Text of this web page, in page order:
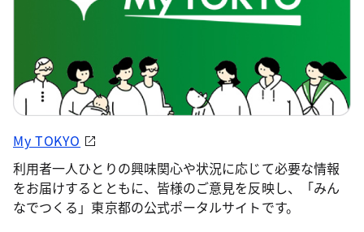
My TOKYO
利用者一人ひとりの興味関心や状況に応じて必要な情報
をお届けするとともに、皆様のご意見を反映し、「みん
なでつくる」東京都の公式ポータルサイトです。